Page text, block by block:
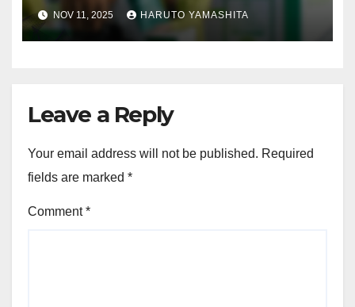
NOV 11, 2025 HARUTO YAMASHITA
Leave a Reply
Your email address will not be published. Required
fields are marked *
Comment*